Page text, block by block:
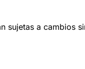
sujetas a cambios